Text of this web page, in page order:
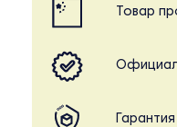
Товар
Гарантия